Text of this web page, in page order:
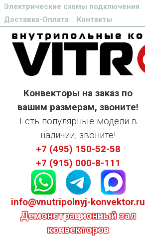
Электрические схемы подключения
Доставка-Оплата
Контакты
Конвекторы на заказ по
вашим размерам, звоните!
Есть популярные модели в
наличии, звоните!
+7 (495) 150-52-58
+7 (915) 000-8-111
info@vnutripolnyj-konvektor.ru
Демонстрационный зал
конвекторов